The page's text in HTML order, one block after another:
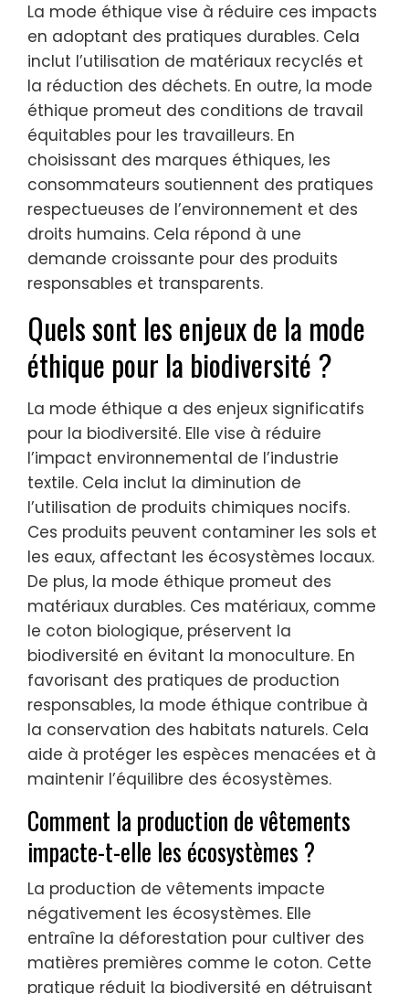
La mode éthique vise à réduire ces impacts
en adoptant des pratiques durables. Cela
inclut l’utilisation de matériaux recyclés et
la réduction des déchets. En outre, la mode
éthique promeut des conditions de travail
équitables pour les travailleurs. En
choisissant des marques éthiques, les
consommateurs soutiennent des pratiques
respectueuses de l’environnement et des
droits humains. Cela répond à une
demande croissante pour des produits
responsables et transparents.
Quels sont les enjeux de la mode
éthique pour la biodiversité ?
La mode éthique a des enjeux significatifs
pour la biodiversité. Elle vise à réduire
l’impact environnemental de l’industrie
textile. Cela inclut la diminution de
l’utilisation de produits chimiques nocifs.
Ces produits peuvent contaminer les sols et
les eaux, affectant les écosystèmes locaux.
De plus, la mode éthique promeut des
matériaux durables. Ces matériaux, comme
le coton biologique, préservent la
biodiversité en évitant la monoculture. En
favorisant des pratiques de production
responsables, la mode éthique contribue à
la conservation des habitats naturels. Cela
aide à protéger les espèces menacées et à
maintenir l’équilibre des écosystèmes.
Comment la production de vêtements
impacte-t-elle les écosystèmes ?
La production de vêtements impacte
négativement les écosystèmes. Elle
entraîne la déforestation pour cultiver des
matières premières comme le coton. Cette
pratique réduit la biodiversité en détruisant